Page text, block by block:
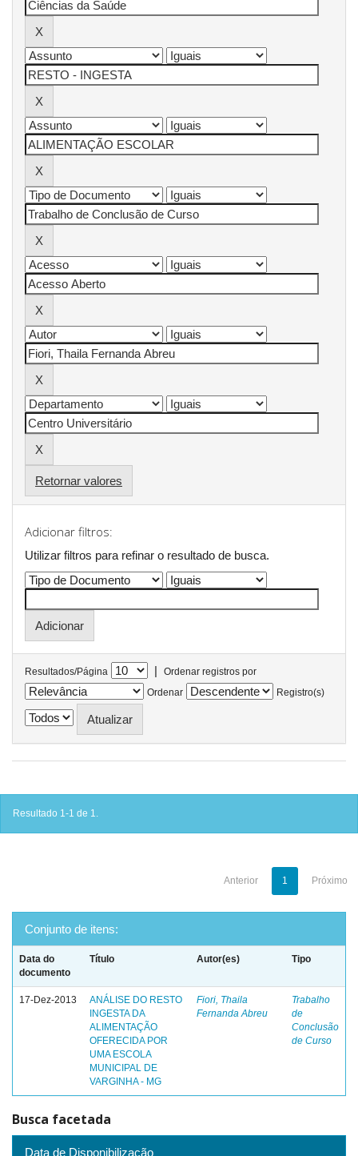
Retornar valores
Adicionar filtros:
Utilizar filtros para refinar o resultado de busca.
Resultados/Página |
Ordenar registros por
Ordenar
Registro(s)
Resultado 1-1 de 1.
Anterior 1 Próximo
Conjunto de itens:
Data do
documento
Título Autor(es) Tipo
17-Dez-2013
ANÁLISE DO RESTO
INGESTA DA
ALIMENTAÇÃO
OFERECIDA POR
UMA ESCOLA
MUNICIPAL DE
VARGINHA - MG
Fiori, Thaila
Fernanda Abreu
Trabalho
de
Conclusão
de Curso
Busca facetada
Data de Disponibilização